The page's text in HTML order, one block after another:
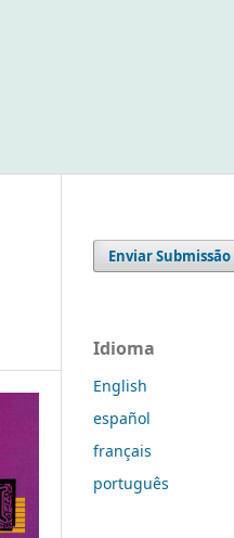
Enviar Submissão
Idioma
English
español
français
português